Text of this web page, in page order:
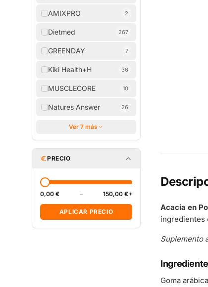
AMIXPRO 2
Dietmed 267
GREENDAY 7
Kiki Health+H 36
MUSCLECORE 10
Natures Answer 26
Ver 7 más
PRECIO
0,00 € – 150,00 €+
APLICAR PRECIO Acacia en
ingredientes
Suplemento
Goma